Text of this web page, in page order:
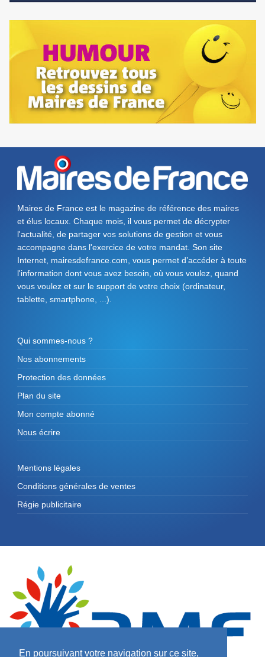
En poursuivant votre navigation sur ce site,
Maires de France est le magazine de référence des maires
et élus locaux. Chaque mois, il vous permet de décrypter
l'actualité, de partager vos solutions de gestion et vous
accompagne dans l'exercice de votre mandat. Son site
Internet, mairesdefrance.com, vous permet d’accéder à toute
l'information dont vous avez besoin, où vous voulez, quand
vous voulez et sur le support de votre choix (ordinateur,
tablette, smartphone, ...).
Qui sommes-nous ?
Nos abonnements
Protection des données
Plan du site
Mon compte abonné
Nous écrire
Mentions légales
Conditions générales de ventes
Régie publicitaire